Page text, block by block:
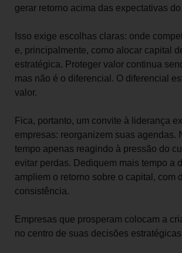
gerar retorno acima das expectativas
Isso exige escolhas claras: onde
e, principalmente, como alocar capital
estratégica. Proteger valor continua
mas não é o diferencial. O diferencial
valor.
Fica, portanto, um convite à liderança
empresas: reorganizem suas agendas.
tempo apenas reagindo à pressão do
evitar perdas. Dediquem mais tempo a
ampliem o retorno sobre o capital, com
consistência.
Empresas que prosperam colocam a
no centro de suas decisões